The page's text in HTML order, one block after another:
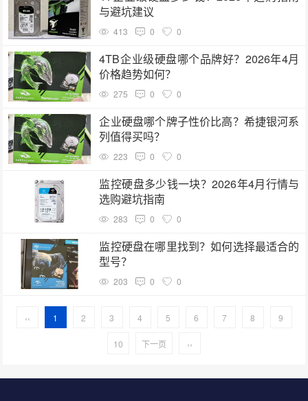
与避坑建议
413 0 0
4TB企业级硬盘哪个品牌好？2026年4月
价格趋势如何？
275 0 0
企业硬盘哪个牌子性价比高？希捷银河系
列值得买吗？
223 0 0
监控硬盘多少钱一块？2026年4月行情与
选购避坑指南
283 0 0
监控硬盘在哪里找到？如何选择最适合的
型号？
203 0 0
‹‹ 1 2 3 4 5 6 7 8 9
10 下一页 ››